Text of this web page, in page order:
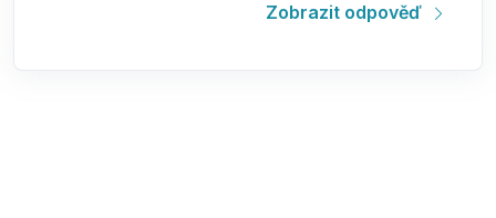
Zobrazit odpověď